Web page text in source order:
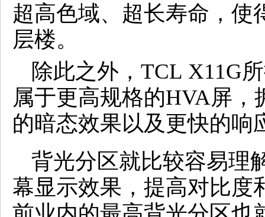
超高色域、超长寿命，使
层楼。
除此之外，TCL X11G
属于更高规格的HVA屏
的暗态效果以及更快的响
背光分区就比较容易理
幕显示效果，提高对比度